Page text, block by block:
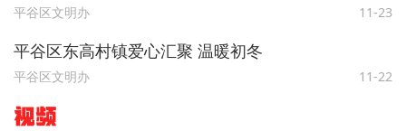
平谷区文明办 11-23
平谷区东高村镇爱心汇聚 温暖初冬
平谷区文明办 11-22
视频